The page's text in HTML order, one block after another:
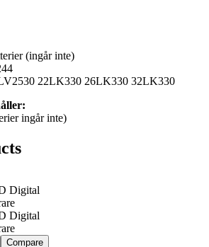
(ingår inte)
22LK330 26LK330 32LK330
ingår inte)
Compare